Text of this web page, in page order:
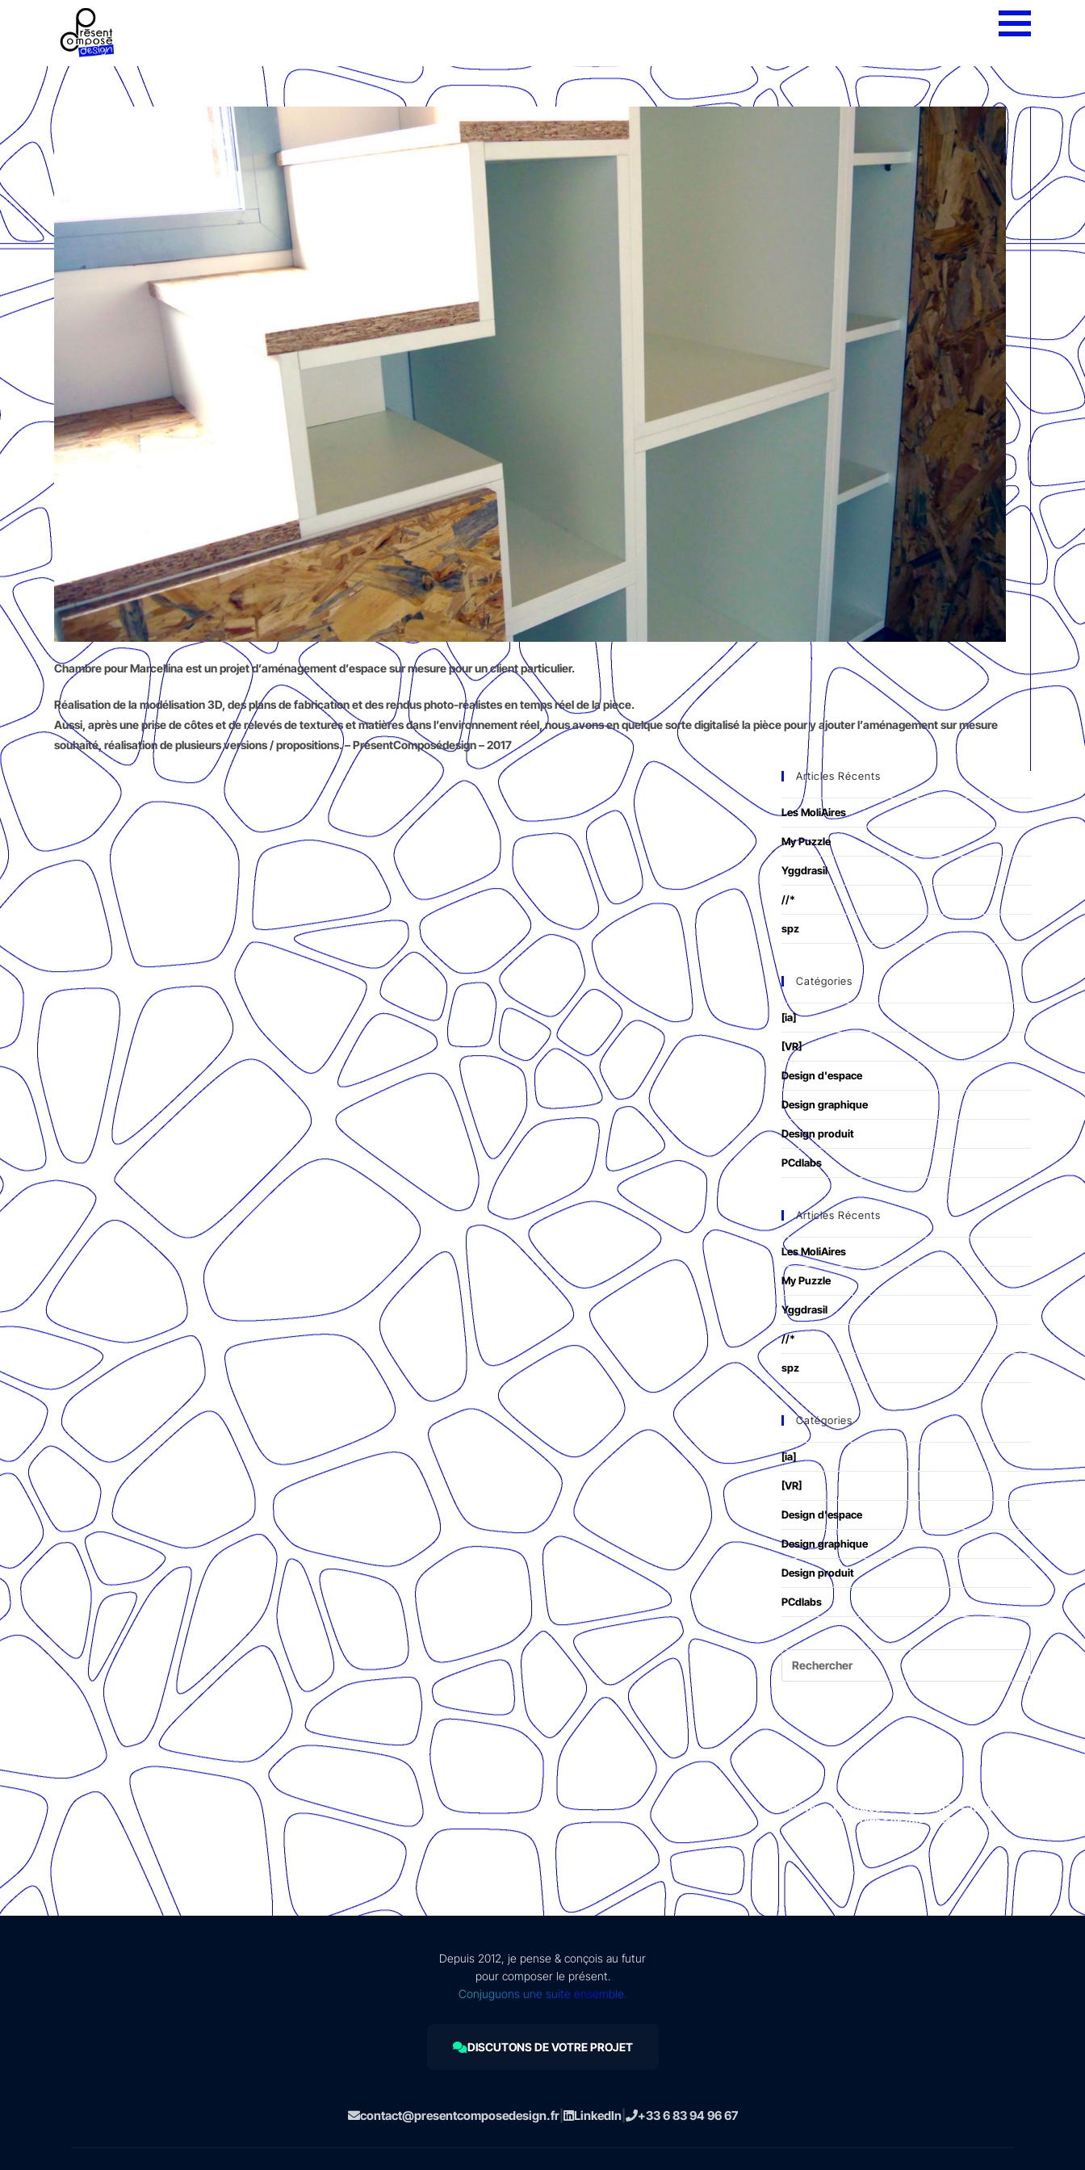
Chambre pour Marcellina est un projet d’aménagement d’espace sur mesure pour un client particulier.
Réalisation de la modélisation 3D, des plans de fabrication et des rendus photo-réalistes en temps réel de la pièce.
Aussi, après une prise de côtes et de relevés de textures et matières dans l’environnement réel, nous avons en quelque sorte digitalisé la pièce pour y ajouter l’aménagement sur mesure
souhaité, réalisation de plusieurs versions / propositions. – PrésentComposédesign – 2017
Articles Récents
Les MoliAires
My Puzzle
Yggdrasil
//*
spz
Catégories
[ia]
[VR]
Design d'espace
Design graphique
Design produit
PCdlabs
Articles Récents
Les MoliAires
My Puzzle
Yggdrasil
//*
spz
Catégories
[ia]
[VR]
Design d'espace
Design graphique
Design produit
PCdlabs
© Présent Composé design - 2024 - Tous droits
réservés -mentions légales
Depuis 2012, je pense & conçois au futur
pour composer le présent.
Conjuguons une suite ensemble.
DISCUTONS DE VOTRE PROJET
contact@presentcomposedesign.fr| LinkedIn| +33 6 83 94 96 67